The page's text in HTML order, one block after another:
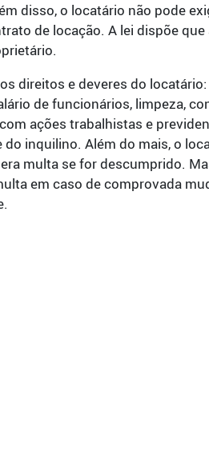
disso, o locatário não pode
de locação. A lei dispõe
direitos e deveres do
de funcionários, limpeza,
ações trabalhistas e
do inquilino. Além do mais, o
multa se for descumprido.
em caso de comprovada